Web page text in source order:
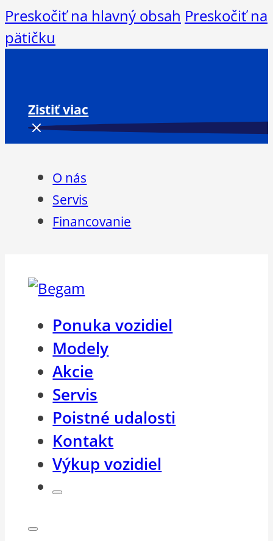
Preskočiť na hlavný obsah Preskočiť na
pätičku
Zistiť viac
O nás
Servis
Financovanie
Ponuka vozidiel
Modely
Akcie
Servis
Poistné udalosti
Kontakt
Výkup vozidiel